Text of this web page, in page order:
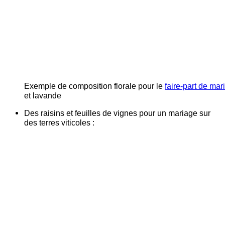
Exemple de composition florale pour le faire-part de
et lavande
Des raisins et feuilles de vignes pour un mariage sur
des terres viticoles :